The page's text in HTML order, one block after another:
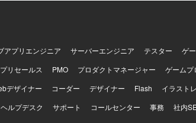
アプリエンジニア サーバーエンジニア テスター ゲ
プリセールス PMO プロダクトマネージャー ゲームプ
デザイナー コーダー デザイナー Flash イラスト
ヘルプデスク サポート コールセンター 事務 社内